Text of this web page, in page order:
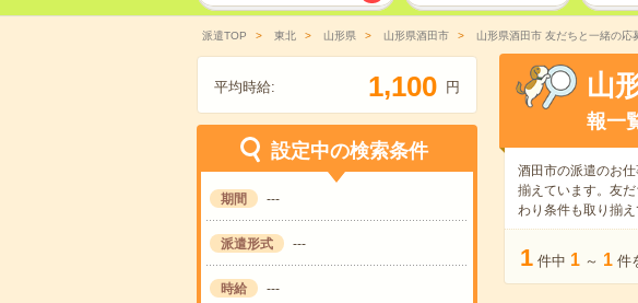
派遣TOP 東北 山形県 山形県酒田市 山形県酒田市 友だちと一緒の応
平均時給: 1,100 円
設定中の検索条件
期間 ---
派遣形式 ---
時給 ---
山
報一
酒田市の派遣のお仕
揃えています。友だ
わり条件も取り揃え
1 件中 1 ～ 1 件